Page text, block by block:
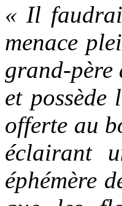
« Il
menace
grand-père
et
offerte au
éclairant
éphémère